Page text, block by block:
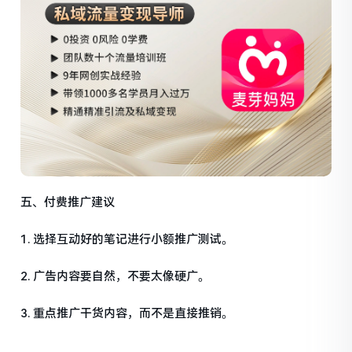
五、付费推广建议
1. 选择互动好的笔记进行小额推广测试。
2. 广告内容要自然，不要太像硬广。
3. 重点推广干货内容，而不是直接推销。